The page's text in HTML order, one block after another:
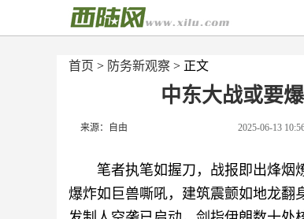
首页 > 防务新观察 > 正文
中东大战或要
来源：自由 2025-06-13
笔者执笔如握刀，战报即出烽烟
爆炸如巨兽嘶吼，建筑震颤如地龙翻